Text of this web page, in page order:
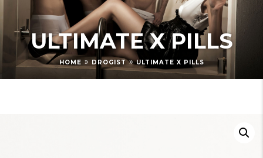
ULTIMATE X PILLS
HOME » DROGIST » ULTIMATE X PILLS